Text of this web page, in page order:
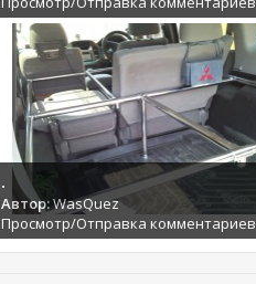
.
Автор:WasQuez
Просмотр/Отправка комментариев